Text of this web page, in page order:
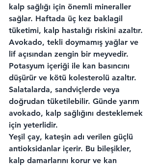
kalp sağlığı için önemli mineraller
sağlar. Haftada üç kez baklagil
tüketimi, kalp hastalığı riskini azaltır.
Avokado, tekli doymamış yağlar ve
lif açısından zengin bir meyvedir.
Potasyum içeriği ile kan basıncını
düşürür ve kötü kolesterolü azaltır.
Salatalarda, sandviçlerde veya
doğrudan tüketilebilir. Günde yarım
avokado, kalp sağlığını desteklemek
için yeterlidir.
Yeşil çay, kateşin adı verilen güçlü
antioksidanlar içerir. Bu bileşikler,
kalp damarlarını korur ve kan